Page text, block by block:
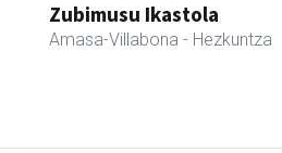
Zubimusu Ikastola
Amasa-Villabona - Hezkuntza